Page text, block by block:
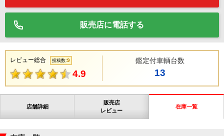
販売店に電話する
レビュー総合 投稿数:9
4.9
鑑定付車輌台数
13
店舗詳細
販売店
レビュー
在庫一覧